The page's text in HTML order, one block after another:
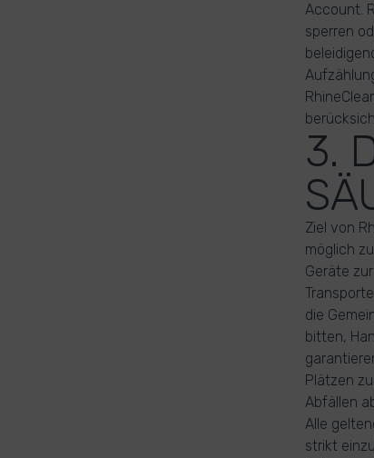
Account.
sperren
3.
Ziel von
möglich
Geräte
die
bitten,
Plätzen
Abfällen
Alle
strikt